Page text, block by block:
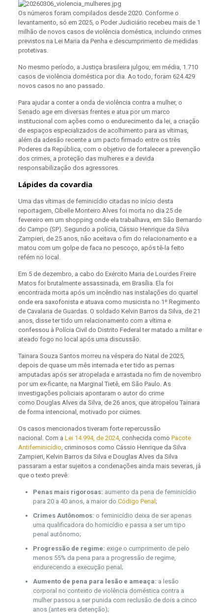
Os números foram compilados desde 2020. Conforme o
levantamento, só em 2025, o Poder Judiciário recebeu mais de 1
milhão de novos casos de violência doméstica, incluindo crimes
previstos na Lei Maria da Penha e descumprimento de medidas
protetivas.
No mesmo período, a Justiça brasileira julgou, em média, 1.710
casos de violência doméstica por dia. Ao todo, foram 624.429
novos casos no ano passado.
Para ajudar a conter a onda de violência contra a mulher, o
Senado age em diversas frentes e atua por um marco
institucional com ações como o endurecimento da lei, a criação
de espaços especializados de acolhimento para as vítimas,
além da adesão recente a um pacto firmado entre os três
Poderes da República, com o objetivo de fortalecer a prevenção
dos crimes, a proteção das mulheres e a devida
responsabilização dos agressores.
Lápides da covardia
Uma das vítimas de feminicídio citadas no início desta
reportagem, Cibelle Monteiro Alves foi morta no dia 25 de
fevereiro em um shopping onde ela trabalhava, em São Bernardo
do Campo (SP). Segundo a polícia, Cássio Henrique da Silva
Zampieri, de 25 anos, não aceitava o fim do relacionamento e a
matou com um golpe de faca no pescoço, após tê-la feito
refém no local.
Em 5 de dezembro, a cabo do Exército Maria de Lourdes Freire
Matos foi brutalmente assassinada, em Brasília. Ela foi
encontrada morta após um incêndio nas instalações do quartel
onde era saxofonista e atuava como musicista no 1º Regimento
de Cavalaria de Guardas. O soldado Kelvin Barros da Silva, de 21
anos, disse ter tido um relacionamento com a vítima e
confessou à Polícia Civil do Distrito Federal ter matado a militar e
ateado fogo no local após uma discussão.
Tainara Souza Santos morreu na véspera do Natal de 2025,
depois de quase um mês internada e ter tido as pernas
amputadas após ser atropelada e arrastada no fim de novembro
por um ex-ficante, na Marginal Tietê, em São Paulo. As
investigações policiais apontaram o autor do crime
como Douglas Alves da Silva, de 26 anos, que atropelou Tainara
de forma intencional, motivado por ciúmes.
Os casos mencionados tiveram forte repercussão
nacional. Com a Lei 14.994, de 2024, conhecida como Pacote
Antifeminicídio, criminosos como Cássio Henrique da Silva
Zampieri, Kelvin Barros da Silva e Douglas Alves da Silva
passaram a estar sujeitos a condenações ainda mais severas, já
que o texto prevê:
Penas mais rigorosas: aumento da pena de feminicídio
para 20 a 40 anos, a maior do Código Penal ;
Crimes Autônomos: o feminicídio deixa de ser apenas
uma qualificadora do homicídio e passa a ser um tipo
penal autônomo;
Progressão de regime: exige o cumprimento de pelo
menos 55% da pena para a progressão de regime,
endurecendo a execução penal;
Aumento de pena para lesão e ameaça: a lesão
corporal no contexto de violência doméstica contra a
mulher passou a ser punida com reclusão de dois a cinco
anos (antes era detenção);